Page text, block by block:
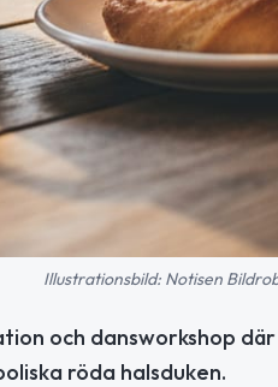
Illustrationsbild: Notisen
och dansworkshop
röda halsduken.